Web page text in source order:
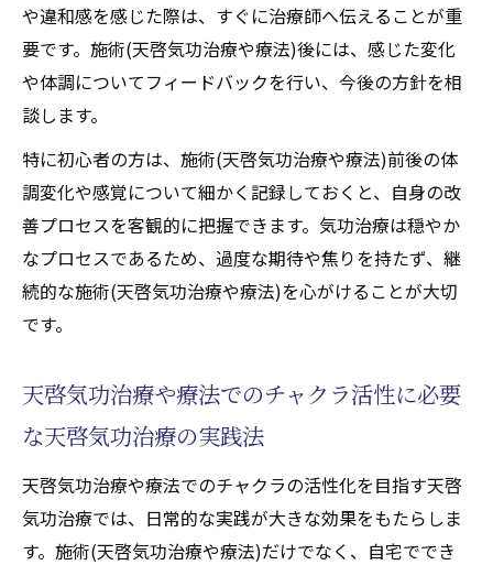
や違和感を感じた際は、すぐに治療師へ伝えることが重
要です。施術(天啓気功治療や療法)後には、感じた変化
や体調についてフィードバックを行い、今後の方針を相
談します。
特に初心者の方は、施術(天啓気功治療や療法)前後の体
調変化や感覚について細かく記録しておくと、自身の改
善プロセスを客観的に把握できます。気功治療は穏やか
なプロセスであるため、過度な期待や焦りを持たず、継
続的な施術(天啓気功治療や療法)を心がけることが大切
です。
天啓気功治療や療法でのチャクラ活性に必要
な天啓気功治療の実践法
天啓気功治療や療法でのチャクラの活性化を目指す天啓
気功治療では、日常的な実践が大きな効果をもたらしま
す。施術(天啓気功治療や療法)だけでなく、自宅ででき